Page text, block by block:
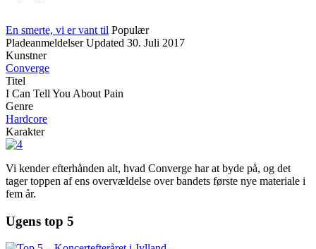
En smerte, vi er vant til Populær
Pladeanmeldelser Updated 30. Juli 2017
Kunstner
Converge
Titel
I Can Tell You About Pain
Genre
Hardcore
Karakter
Vi kender efterhånden alt, hvad Converge har at byde på, og det
tager toppen af ens overvældelse over bandets første nye materiale i
fem år.
Ugens top 5